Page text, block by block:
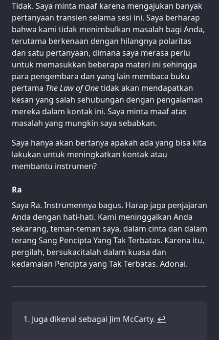
Tidak. Saya minta maaf karena mengajukan banyak
pertanyaan transien selama sesi ini. Saya berharap
bahwa kami tidak menimbulkan masalah bagi Anda,
terutama berkenaan dengan hilangnya polaritas
dan satu pertanyaan, dimana saya merasa perlu
untuk memasukkan beberapa materi ini sehingga
para pengembara dan yang lain membaca buku
pertama The Law of Onetidak akan mendapatkan
kesan yang salah sehubungan dengan pengalaman
mereka dalam kontak ini. Saya minta maaf atas
masalah yang mungkin saya sebabkan.
Saya hanya akan bertanya apakah ada yang bisa kita
lakukan untuk meningkatkan kontak atau
membantu instrumen?
Ra
Saya Ra. Instrumennya bagus. Harap jaga penjajaran
Anda dengan hati-hati. Kami meninggalkan Anda
sekarang, teman-teman saya, dalam cinta dan dalam
terang Sang Pencipta Yang Tak Terbatas. Karena itu,
pergilah, bersukacitalah dalam kuasa dan
kedamaian Pencipta yang Tak Terbatas. Adonai.
Juga dikenal sebagai Jim McCarty. ↩